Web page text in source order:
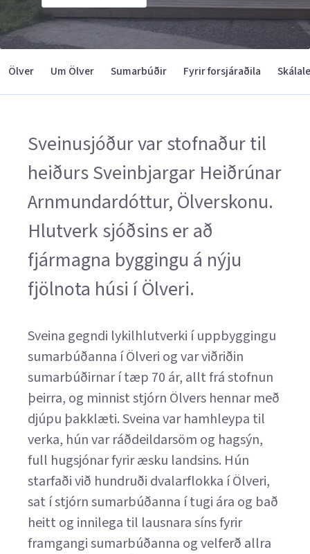
Ölver Um Ölver Sumarbúðir Fyrir forsjáraðila
Sveinusjóður var stofnaður til
heiðurs Sveinbjargar Heiðrúnar
Arnmundardóttur, Ölverskonu.
Hlutverk sjóðsins er að
fjármagna byggingu á nýju
fjölnota húsi í Ölveri.
Sveina gegndi lykilhlutverki í uppbyggingu
sumarbúðanna í Ölveri og var viðriðin
sumarbúðirnar í tæp 70 ár, allt frá stofnun
þeirra, og minnist stjórn Ölvers hennar með
djúpu þakklæti. Sveina var hamhleypa til
verka, hún var ráðdeildarsöm og hagsýn,
full hugsjónar fyrir æsku landsins. Hún
starfaði við hundruði dvalarflokka í Ölveri,
sat í stjórn sumarbúðanna í tugi ára og bað
heitt og innilega til lausnara síns fyrir
framgangi sumarbúðanna og velferð allra